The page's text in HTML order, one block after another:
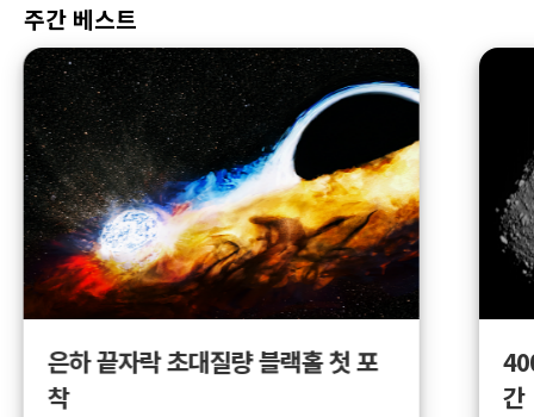
주간 베스트
은하 끝자락 초대질량 블랙홀 첫 포
착
간